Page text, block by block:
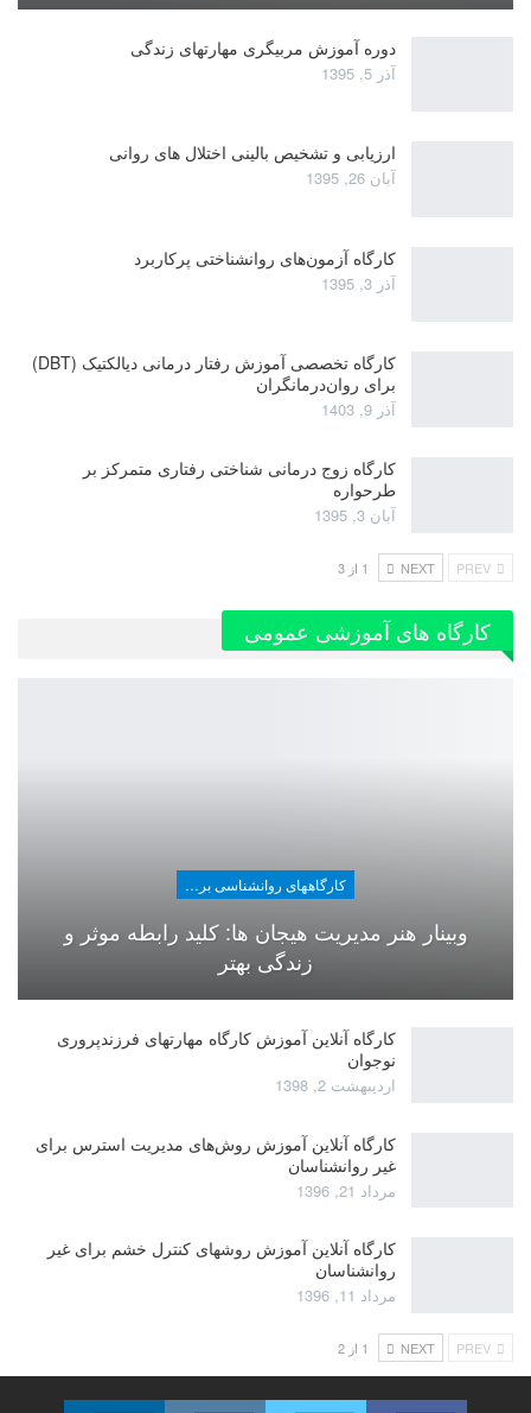
دوره آموزش مربیگری مهارتهای زندگی
آذر 5, 1395
ارزیابی و تشخیص بالینی اختلال های روانی
آبان 26, 1395
کارگاه آزمون‌های روانشناختی پرکاربرد
آذر 3, 1395
کارگاه تخصصی آموزش رفتار درمانی دیالکتیک (DBT)
برای روان‌درمانگران
آذر 9, 1403
کارگاه زوج‌ درمانی شناختی رفتاری متمرکز بر
طرحواره
آبان 3, 1395
NEXT 1 از 3
کارگاه های آموزشی عمومی
کارگاههای روانشناسی برای عموم
وبینار هنر مدیریت هیجان ها: کلید رابطه موثر و
زندگی بهتر
کارگاه آنلاین آموزش کارگاه مهارتهای فرزندپروری
نوجوان
اردیبهشت 2, 1398
کارگاه آنلاین آموزش روش‌های مدیریت استرس برای
غیر روانشناسان
مرداد 21, 1396
کارگاه آنلاین آموزش روشهای کنترل خشم برای غیر
روانشناسان
مرداد 11, 1396
NEXT 1 از 2